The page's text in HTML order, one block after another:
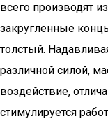
всего производят
закругленные
толстый.
различной силой,
воздействие,
стимулируется